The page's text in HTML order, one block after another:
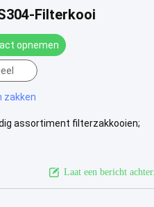
Filterkooi
opnemen
zakken
assortiment filterzakkooien;
Laat een bericht achter.